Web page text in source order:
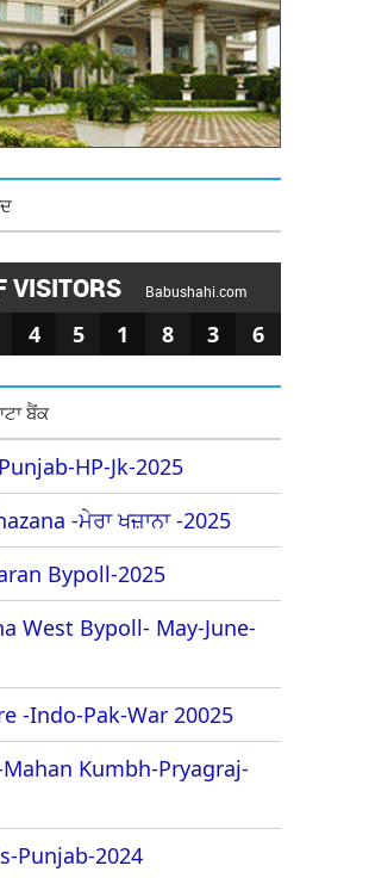
VISITORS Babushahi.com
4 5 1 8 3 6
ਬੈਂਕ
HP-Jk-2025
-ਮੇਰਾ ਖਜ਼ਾਨਾ -2025
Bypoll-2025
West Bypoll- May-June-
-Indo-Pak-War 20025
Kumbh-Pryagraj-
Punjab-2024